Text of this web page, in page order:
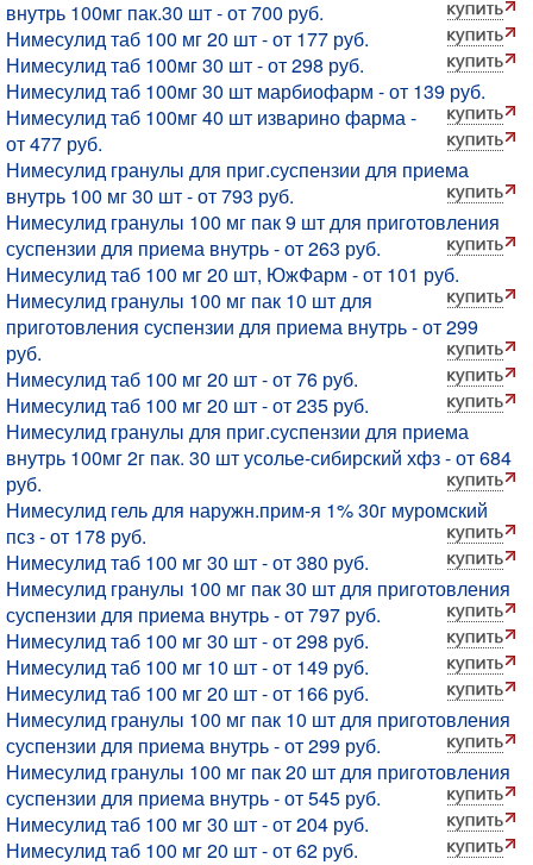
внутрь 100мг пак.30 шт - от 700 руб.
Нимесулид таб 100 мг 20 шт - от 177 руб.
Нимесулид таб 100мг 30 шт - от 298 руб.
Нимесулид таб 100мг 30 шт марбиофарм - от 139 руб.
Нимесулид таб 100мг 40 шт изварино фарма -
от 477 руб.
Нимесулид гранулы для приг.суспензии для приема
внутрь 100 мг 30 шт - от 793 руб.
Нимесулид гранулы 100 мг пак 9 шт для приготовления
суспензии для приема внутрь - от 263 руб.
Нимесулид таб 100 мг 20 шт, ЮжФарм - от 101 руб.
Нимесулид гранулы 100 мг пак 10 шт для
приготовления суспензии для приема внутрь - от 299
руб.
Нимесулид таб 100 мг 20 шт - от 76 руб.
Нимесулид таб 100 мг 20 шт - от 235 руб.
Нимесулид гранулы для приг.суспензии для приема
внутрь 100мг 2г пак. 30 шт усолье-сибирский хфз - от 684
руб.
Нимесулид гель для наружн.прим-я 1% 30г муромский
псз - от 178 руб.
Нимесулид таб 100 мг 30 шт - от 380 руб.
Нимесулид гранулы 100 мг пак 30 шт для приготовления
суспензии для приема внутрь - от 797 руб.
Нимесулид таб 100 мг 30 шт - от 298 руб.
Нимесулид таб 100 мг 10 шт - от 149 руб.
Нимесулид таб 100 мг 20 шт - от 166 руб.
Нимесулид гранулы 100 мг пак 10 шт для приготовления
суспензии для приема внутрь - от 299 руб.
Нимесулид гранулы 100 мг пак 20 шт для приготовления
суспензии для приема внутрь - от 545 руб.
Нимесулид таб 100 мг 30 шт - от 204 руб.
Нимесулид таб 100 мг 20 шт - от 62 руб.